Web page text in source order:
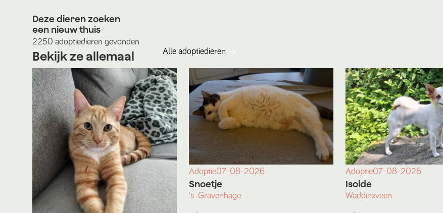
Deze dieren zoeken
een nieuw thuis
2250 adoptiedieren gevonden
Bekijk ze allemaal Alle adoptiedieren
Adoptie07-08-2026
Snoetje
's-Gravenhage
Adoptie07-08-2026
Isolde
Waddinxveen